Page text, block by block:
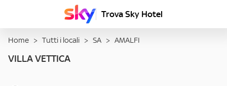
Trova Sky Hotel
Home > Tutti i locali > SA > AMALFI
VILLA VETTICA